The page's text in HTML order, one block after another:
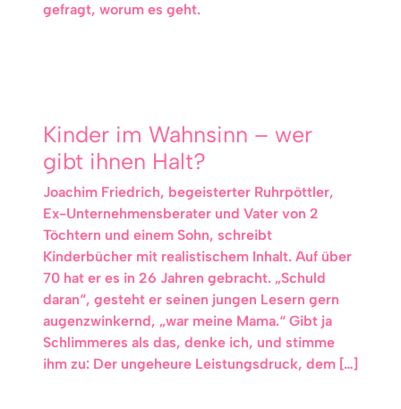
gefragt, worum es geht.
Kinder im Wahnsinn – wer
gibt ihnen Halt?
Joachim Friedrich, begeisterter Ruhrpöttler,
Ex-Unternehmensberater und Vater von 2
Töchtern und einem Sohn, schreibt
Kinderbücher mit realistischem Inhalt. Auf über
70 hat er es in 26 Jahren gebracht. „Schuld
daran“, gesteht er seinen jungen Lesern gern
augenzwinkernd, „war meine Mama.“ Gibt ja
Schlimmeres als das, denke ich, und stimme
ihm zu: Der ungeheure Leistungsdruck, dem […]